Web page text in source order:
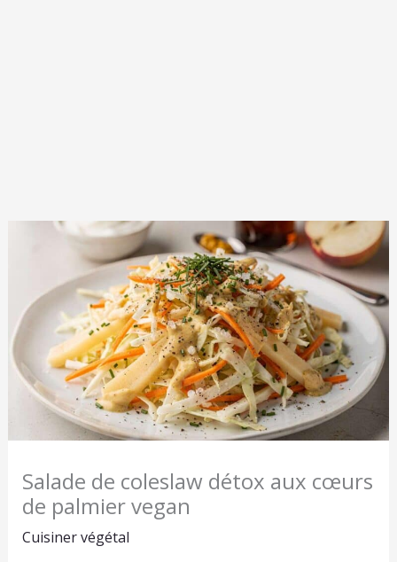
Salade de coleslaw détox aux cœurs
de palmier vegan
Cuisiner végétal